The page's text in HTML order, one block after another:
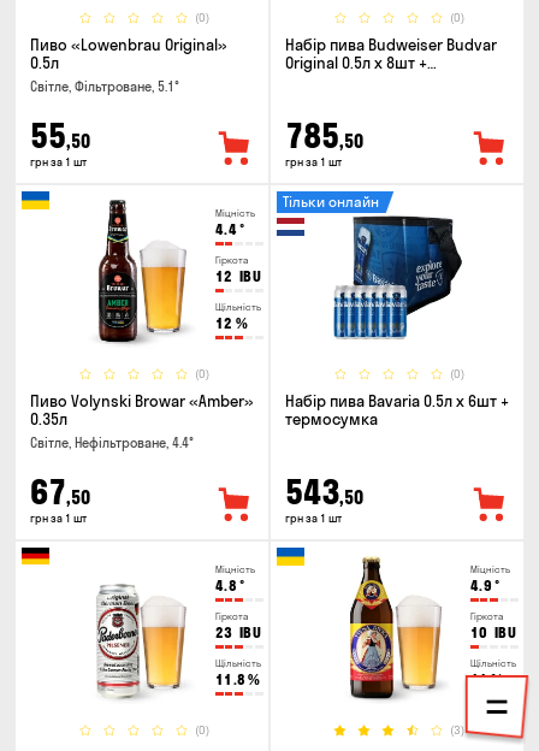
(0)
Пиво «Lowenbrau Original»
0.5л
Світле, Фільтроване, 5.1°
55,50
грн за 1 шт
(0)
Набір пива Budweiser Budvar
Original 0.5л х 8шт +
785,50
грн за 1 шт
Міцність
4.4°
Гіркота
12 IBU
Щільність
12 %
(0)
Пиво Volynski Browar «Amber»
0.35л
Світле, Нефільтроване, 4.4°
67,50
грн за 1 шт
(0)
Тільки онлайн
Набір пива Bavaria 0.5л х 6шт +
термосумка
543,50
грн за 1 шт
Міцність
4.8 °
Гіркота
23 IBU
Щільність
11.8 %
(0)
Міцність
4.9 °
Гіркота
10 IBU
Щільність
11%
(3)